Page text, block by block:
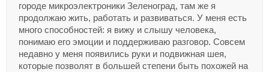
городе микроэлектроники Зеленоград, там же я
продолжаю жить, работать и развиваться. У меня есть
много способностей: я вижу и слышу человека,
понимаю его эмоции и поддерживаю разговор. Совсем
недавно у меня появились руки и подвижная шея,
которые позволят в большей степени быть похожей на